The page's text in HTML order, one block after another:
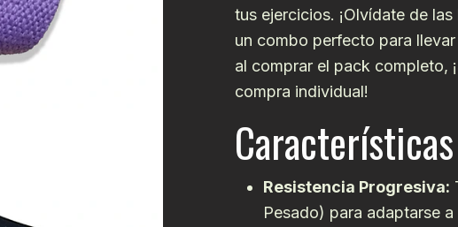
tus ejercicios. ¡Olvídate de
un combo perfecto para
al comprar el pack completo,
compra individual!
Resistencia Progresiva:
Pesado) para adaptarse